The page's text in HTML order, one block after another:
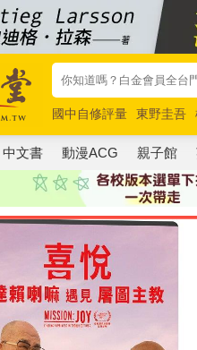
國中自修評量 東野圭吾
唯紅花綻放
奧德賽 路
中文書 動漫ACG 親子館